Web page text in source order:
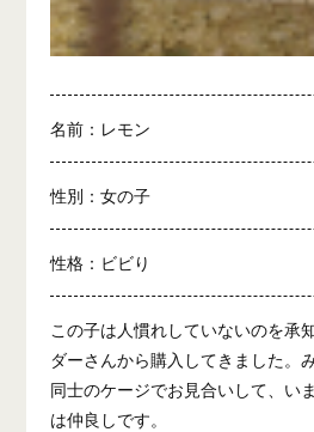
名前：レモン
性別：女の子
性格：ビビり
この子は人慣れしていないのを承
ダーさんから購入してきました。
同士のケージでお見合いして、い
は仲良しです。